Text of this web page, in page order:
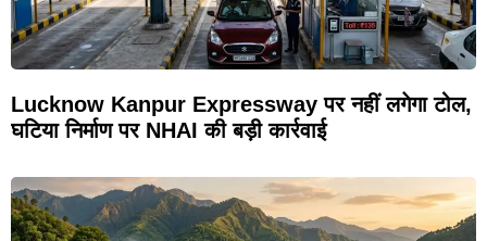
Lucknow Kanpur Expressway पर नहीं लगेगा टोल,
घटिया निर्माण पर NHAI की बड़ी कार्रवाई